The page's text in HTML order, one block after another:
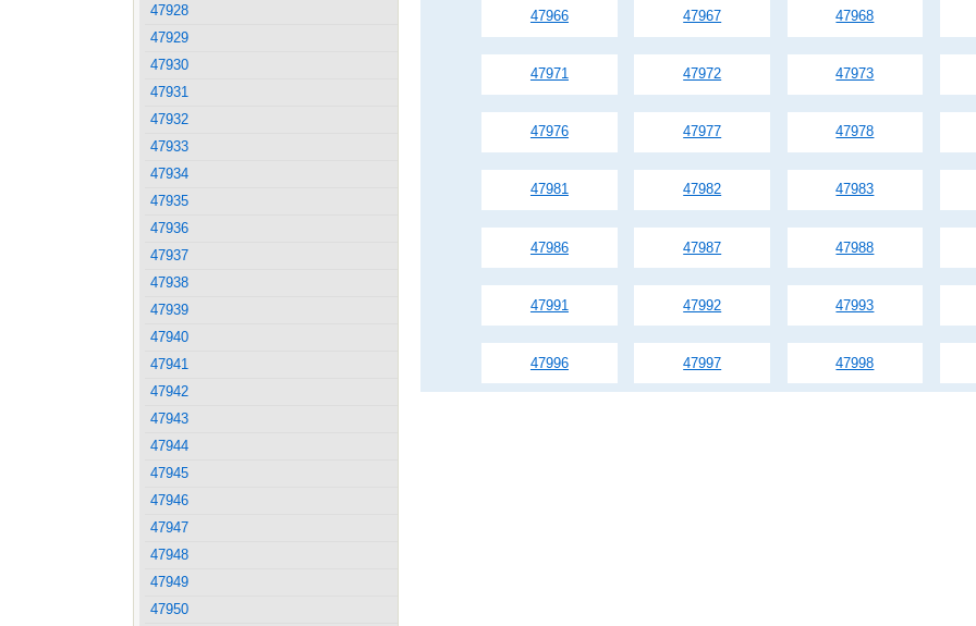
47966 47967 47968
47971 47972 47973
47976 47977 47978
47981 47982 47983
47986 47987 47988
47991 47992 47993
47996 47997 47998
47928
47929
47930
47931
47932
47933
47934
47935
47936
47937
47938
47939
47940
47941
47942
47943
47944
47945
47946
47947
47948
47949
47950